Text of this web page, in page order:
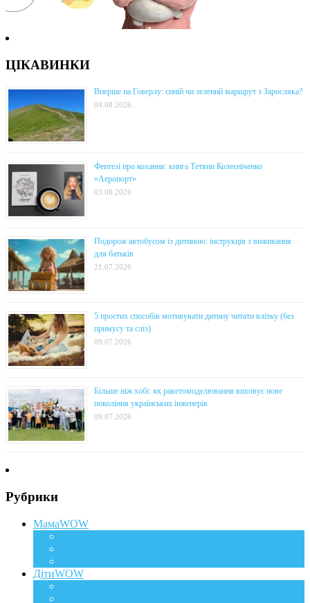
ЦІКАВИНКИ
Вперше на Говерлу: синій чи зелений маршрут з Заросляка?
04.08.2026
Фентезі про кохання: книга Тетяни Колесніченко
«Аеропорт»
03.08.2026
Подорож автобусом із дитиною: інструкція з виживання
для батьків
21.07.2026
5 простих способів мотивувати дитину читати влітку (без
примусу та сліз)
09.07.2026
Більше ніж хобі: як ракетомоделювання виховує нове
покоління українських інженерів
09.07.2026
Рубрики
МамаWOW
ДітиWOW